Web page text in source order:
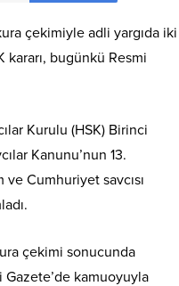
çekimiyle adli yargıda iki
kararı, bugünkü Resmi
Kurulu (HSK) Birinci
Kanunu’nun 13.
Cumhuriyet savcısı
çekimi sonucunda
kamuoyuyla